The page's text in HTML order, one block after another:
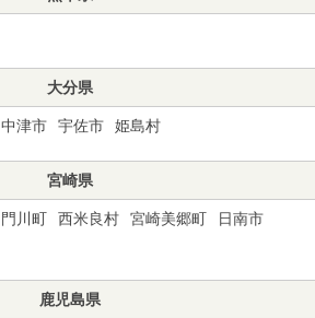
大分県
中津市 宇佐市 姫島村
宮崎県
門川町 西米良村 宮崎美郷町
日南市
鹿児島県